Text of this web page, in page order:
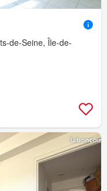
de-Seine, Île-de-